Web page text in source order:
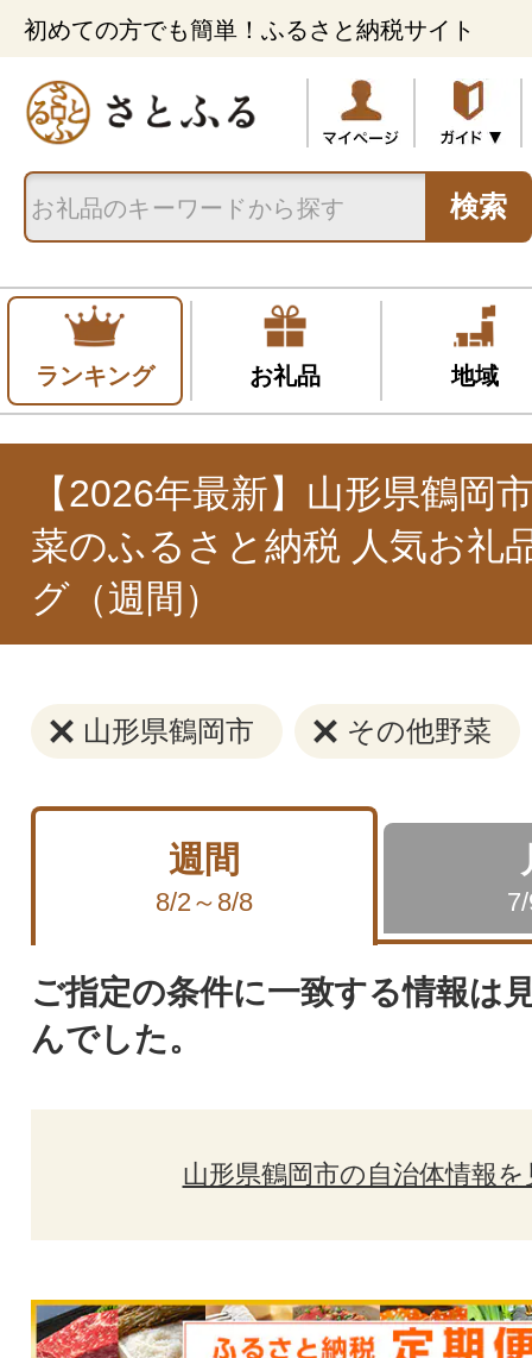
初めての方でも簡単！ふるさと納税サイト
検索
ランキング お礼品 地域
【2026年最新】山形県鶴岡
菜のふるさと納税 人気お礼
グ（週間）
山形県鶴岡市 その他野菜
週間
8/2～8/8
ご指定の条件に一致する情報は
んでした。
山形県鶴岡市の自治体情報を